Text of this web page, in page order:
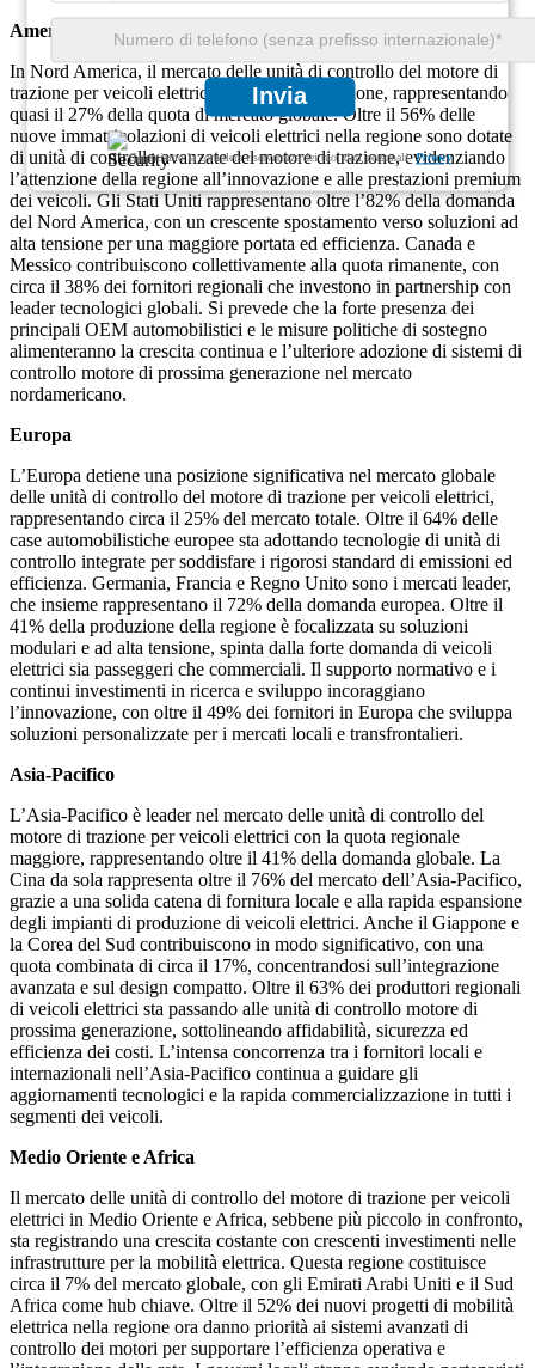
Invia
Garantiamo la completa riservatezza dei tuoi dati personali.Privacy
America del Nord
In Nord America, il mercato delle unità di controllo del motore di
trazione per veicoli elettrici è in rapida espansione, rappresentando
quasi il 27% della quota di mercato globale. Oltre il 56% delle
nuove immatricolazioni di veicoli elettrici nella regione sono dotate
di unità di controllo avanzate del motore di trazione, evidenziando
l’attenzione della regione all’innovazione e alle prestazioni premium
dei veicoli. Gli Stati Uniti rappresentano oltre l’82% della domanda
del Nord America, con un crescente spostamento verso soluzioni ad
alta tensione per una maggiore portata ed efficienza. Canada e
Messico contribuiscono collettivamente alla quota rimanente, con
circa il 38% dei fornitori regionali che investono in partnership con
leader tecnologici globali. Si prevede che la forte presenza dei
principali OEM automobilistici e le misure politiche di sostegno
alimenteranno la crescita continua e l’ulteriore adozione di sistemi di
controllo motore di prossima generazione nel mercato
nordamericano.
Europa
L’Europa detiene una posizione significativa nel mercato globale
delle unità di controllo del motore di trazione per veicoli elettrici,
rappresentando circa il 25% del mercato totale. Oltre il 64% delle
case automobilistiche europee sta adottando tecnologie di unità di
controllo integrate per soddisfare i rigorosi standard di emissioni ed
efficienza. Germania, Francia e Regno Unito sono i mercati leader,
che insieme rappresentano il 72% della domanda europea. Oltre il
41% della produzione della regione è focalizzata su soluzioni
modulari e ad alta tensione, spinta dalla forte domanda di veicoli
elettrici sia passeggeri che commerciali. Il supporto normativo e i
continui investimenti in ricerca e sviluppo incoraggiano
l’innovazione, con oltre il 49% dei fornitori in Europa che sviluppa
soluzioni personalizzate per i mercati locali e transfrontalieri.
Asia-Pacifico
L’Asia-Pacifico è leader nel mercato delle unità di controllo del
motore di trazione per veicoli elettrici con la quota regionale
maggiore, rappresentando oltre il 41% della domanda globale. La
Cina da sola rappresenta oltre il 76% del mercato dell’Asia-Pacifico,
grazie a una solida catena di fornitura locale e alla rapida espansione
degli impianti di produzione di veicoli elettrici. Anche il Giappone e
la Corea del Sud contribuiscono in modo significativo, con una
quota combinata di circa il 17%, concentrandosi sull’integrazione
avanzata e sul design compatto. Oltre il 63% dei produttori regionali
di veicoli elettrici sta passando alle unità di controllo motore di
prossima generazione, sottolineando affidabilità, sicurezza ed
efficienza dei costi. L’intensa concorrenza tra i fornitori locali e
internazionali nell’Asia-Pacifico continua a guidare gli
aggiornamenti tecnologici e la rapida commercializzazione in tutti i
segmenti dei veicoli.
Medio Oriente e Africa
Il mercato delle unità di controllo del motore di trazione per veicoli
elettrici in Medio Oriente e Africa, sebbene più piccolo in confronto,
sta registrando una crescita costante con crescenti investimenti nelle
infrastrutture per la mobilità elettrica. Questa regione costituisce
circa il 7% del mercato globale, con gli Emirati Arabi Uniti e il Sud
Africa come hub chiave. Oltre il 52% dei nuovi progetti di mobilità
elettrica nella regione ora danno priorità ai sistemi avanzati di
controllo dei motori per supportare l’efficienza operativa e